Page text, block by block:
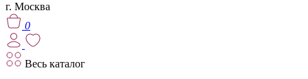
г. Москва
0
Весь каталог